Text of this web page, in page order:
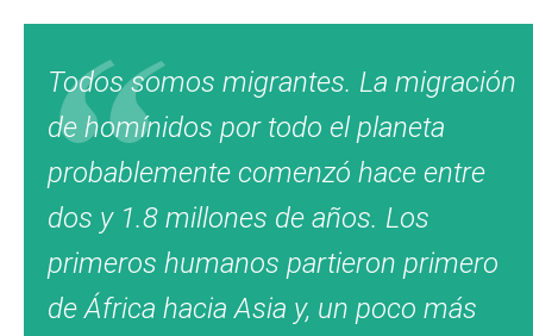
Todos somos migrantes. La migración
de homínidos por todo el planeta
probablemente comenzó hace entre
dos y 1.8 millones de años. Los
primeros humanos partieron primero
de África hacia Asia y, un poco más